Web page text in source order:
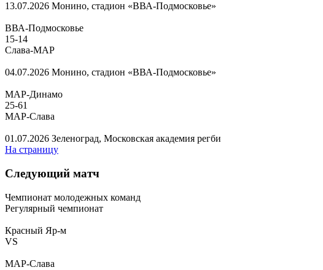
13.07.2026 Монино, стадион «ВВА-Подмосковье»
ВВА-Подмосковье
15-14
Слава-МАР
04.07.2026 Монино, стадион «ВВА-Подмосковье»
МАР-Динамо
25-61
МАР-Слава
01.07.2026 Зеленоград, Московская академия регби
На страницу
Следующий матч
Чемпионат молодежных команд
Регулярный чемпионат
Красный Яр-м
VS
МАР-Слава